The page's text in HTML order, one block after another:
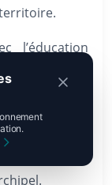
l’éducation
des jeunes
elle aussi
avec
et les